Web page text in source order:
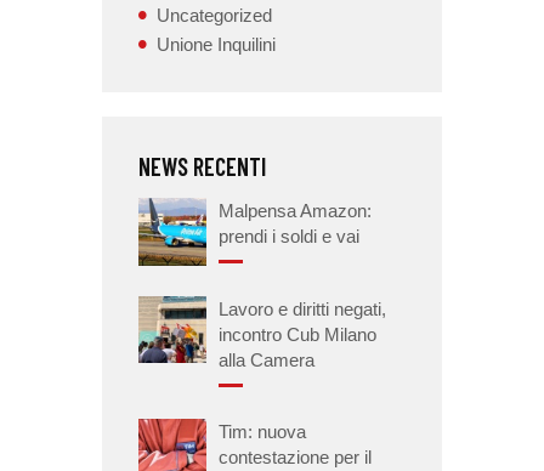
Uncategorized
Unione Inquilini
NEWS RECENTI
Malpensa Amazon:
prendi i soldi e vai
Lavoro e diritti negati,
incontro Cub Milano
alla Camera
Tim: nuova
contestazione per il